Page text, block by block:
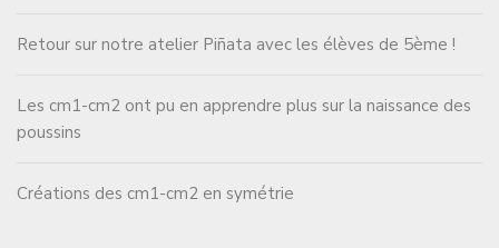
Retour sur notre atelier Piñata avec les élèves de 5ème !
Les cm1-cm2 ont pu en apprendre plus sur la naissance des
poussins
Créations des cm1-cm2 en symétrie